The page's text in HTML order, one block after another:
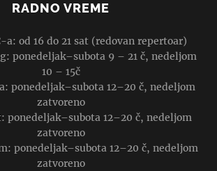
RADNO VREME
a: od 16 do 21 sat (redovan repertoar)
ponedeljak–subota 9 – 21 č, nedeljom
10 – 15č
ponedeljak–subota 12–20 č, nedeljom
zatvoreno
ponedeljak–subota 12–20 č, nedeljom
zatvoreno
ponedeljak–subota 12–20 č, nedeljom
zatvoreno